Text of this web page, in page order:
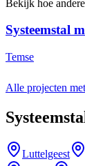
Bekijk hoe
Systeemstal
Temse
Alle projecten
Luttelgeest